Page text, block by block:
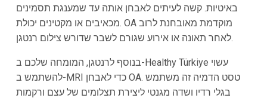
באיטיות. קשה לעיתים לאבחן אותה עד שמענגת תסמינים
מכאיבים או מקטינים יכולת. OA מוקדמת מאובחנת לרוב
לאחר תאונה או אירוע שגורם לשבר שדורש צילום רנטגן.
בנוסף לרנטגן, המומחה שלכם ב-Healthy Türkiye עשוי
להשתמש ב-MRI כדי לאבחן OA. טסט הדמיה זה משתמש
בגלי רדיו ושדה מגנטי ליצירת תצלומים של עצם ורקמות